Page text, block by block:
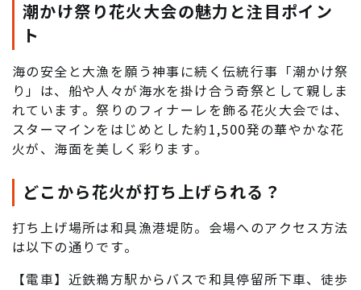
潮かけ祭り花火大会の魅力と注目ポイン
ト
海の安全と大漁を願う神事に続く伝統行事「潮かけ祭
り」は、船や人々が海水を掛け合う奇祭として親しま
れています。祭りのフィナーレを飾る花火大会では、
スターマインをはじめとした約1,500発の華やかな花
火が、海面を美しく彩ります。
どこから花火が打ち上げられる？
打ち上げ場所は和具漁港堤防。会場へのアクセス方法
は以下の通りです。
【電車】近鉄鵜方駅からバスで和具停留所下車、徒歩